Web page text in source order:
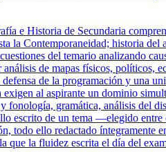
e Historia de Secundaria
la Contemporaneidad; historia
del temario analizando
de mapas físicos, políticos,
de la programación y una
al aspirante un dominio
fonología, gramática, análisis del
escrito de un tema —elegido
todo ello redactado íntegramente
que la fluidez escrita el día del